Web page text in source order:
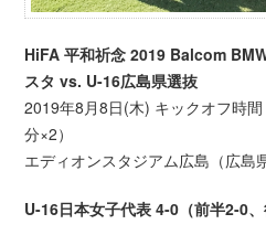
HiFA 平和祈念 2019 Balcom
スタ vs. U-16広島県選抜
2019年8月8日(木) キックオフ時
分×2）
エディオンスタジアム広島（広島県
U-16日本女子代表 4-0（前半2-0